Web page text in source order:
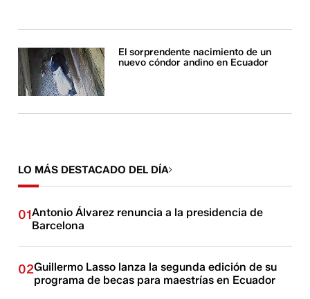
El sorprendente nacimiento de un
nuevo cóndor andino en Ecuador
LO MÁS DESTACADO DEL DÍA
01Antonio Álvarez renuncia a la presidencia de
Barcelona
02Guillermo Lasso lanza la segunda edición de su
programa de becas para maestrías en Ecuador